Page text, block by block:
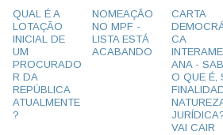
QUAL É A
LOTAÇÃO
INICIAL DE
UM
PROCURADO
R DA
REPÚBLICA
ATUALMENTE
?
NOMEAÇÃO
NO MPF -
LISTA ESTÁ
ACABANDO
CARTA
CA
ANA -
O QUE É,
VAI CAIR